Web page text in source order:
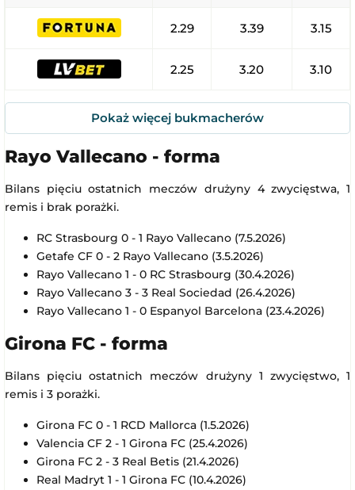
2.29 3.39 3.15
2.25 3.20 3.10
Pokaż więcej bukmacherów
Rayo Vallecano - forma
Bilans pięciu ostatnich meczów drużyny 4 zwycięstwa, 1
remis i brak porażki.
RC Strasbourg 0 - 1 Rayo Vallecano (7.5.2026)
Getafe CF 0 - 2 Rayo Vallecano (3.5.2026)
Rayo Vallecano 1 - 0 RC Strasbourg (30.4.2026)
Rayo Vallecano 3 - 3 Real Sociedad (26.4.2026)
Rayo Vallecano 1 - 0 Espanyol Barcelona (23.4.2026)
Girona FC - forma
Bilans pięciu ostatnich meczów drużyny 1 zwycięstwo, 1
remis i 3 porażki.
Girona FC 0 - 1 RCD Mallorca (1.5.2026)
Valencia CF 2 - 1 Girona FC (25.4.2026)
Girona FC 2 - 3 Real Betis (21.4.2026)
Real Madryt 1 - 1 Girona FC (10.4.2026)